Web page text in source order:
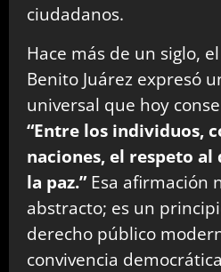
ciudadanos.
Hace más de un siglo,
Benito Juárez expresó
universal que hoy
“Entre los individuos,
naciones, el respeto al
la paz.”Esa afirmación
abstracto; es un
derecho público
convivencia